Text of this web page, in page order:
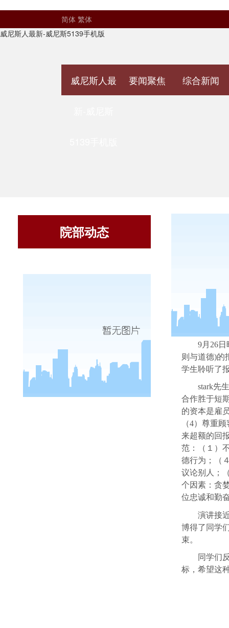
简体 繁体
威尼斯人最新-威尼斯5139手机版
威尼斯人最 要闻聚焦 综合新闻
院部动态
9月 26日
则与道德)的
学生聆听了
stark先
合作胜于短
的资本是雇
（4）尊重
来超额的回
范：（１）
德行为；（
议论别人；
个因素：贪
位忠诚和勤
演讲接
博得了同学
束。
同学们
标，希望这